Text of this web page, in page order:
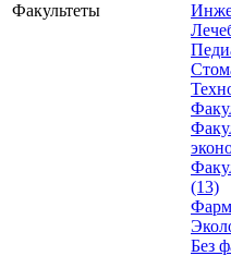
Факультеты
(13)
Без